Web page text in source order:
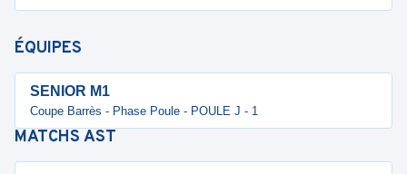
ÉQUIPES
SENIOR M1
Coupe Barrès - Phase Poule - POULE J - 1
MATCHS AST